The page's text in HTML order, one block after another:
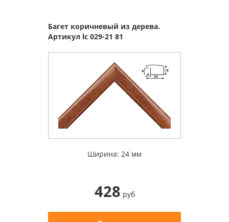
Багет коричневый из дерева.
Артикул lc 029-21 81
Ширина: 24 мм
428 руб